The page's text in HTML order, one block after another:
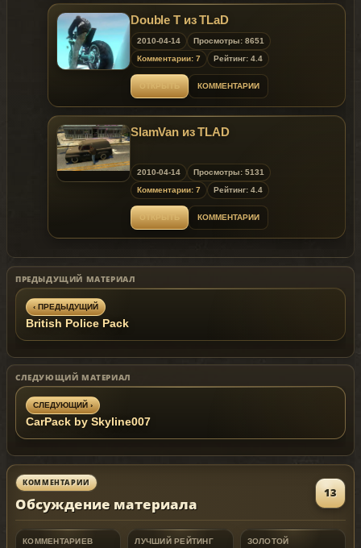
Double T из TLaD
2010-04-14
Просмотры: 8651
Комментарии: 7
Рейтинг: 4.4
ОТКРЫТЬ КОММЕНТАРИИ
SlamVan из TLAD
2010-04-14
Просмотры: 5131
Комментарии: 7
Рейтинг: 4.4
ОТКРЫТЬ КОММЕНТАРИИ
ПРЕДЫДУЩИЙ МАТЕРИАЛ
‹ ПРЕДЫДУЩИЙ
British Police Pack
СЛЕДУЮЩИЙ МАТЕРИАЛ
СЛЕДУЮЩИЙ ›
CarPack by Skyline007
КОММЕНТАРИИ
Обсуждение материала
13
КОММЕНТАРИЕВ ЛУЧШИЙ РЕЙТИНГ ЗОЛОТОЙ